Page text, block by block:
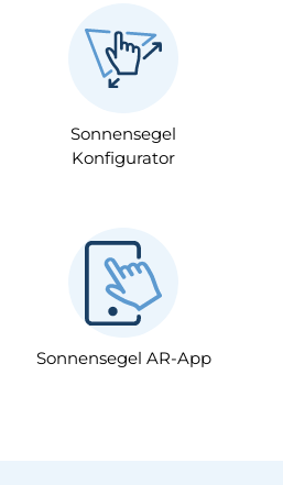
Sonnensegel
Konfigurator
Sonnensegel AR-App